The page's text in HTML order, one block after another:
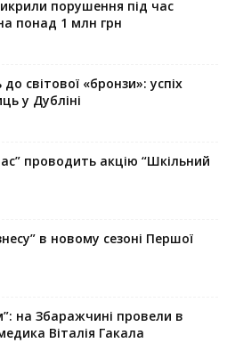
порушення під час
понад 1 млн грн
світової «бронзи»: успіх
у Дубліні
проводить акцію “Шкільний
в новому сезоні Першої
на Збаражчині провели в
Віталія Гакала